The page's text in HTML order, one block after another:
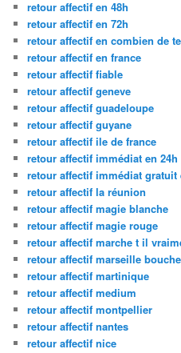
retour affectif en 48h
retour affectif en 72h
retour affectif en combien de
retour affectif en france
retour affectif fiable
retour affectif geneve
retour affectif guadeloupe
retour affectif guyane
retour affectif ile de france
retour affectif immédiat en 24h
retour affectif immédiat gratuit
retour affectif la réunion
retour affectif magie blanche
retour affectif magie rouge
retour affectif marche t il
retour affectif marseille
retour affectif martinique
retour affectif medium
retour affectif montpellier
retour affectif nantes
retour affectif nice